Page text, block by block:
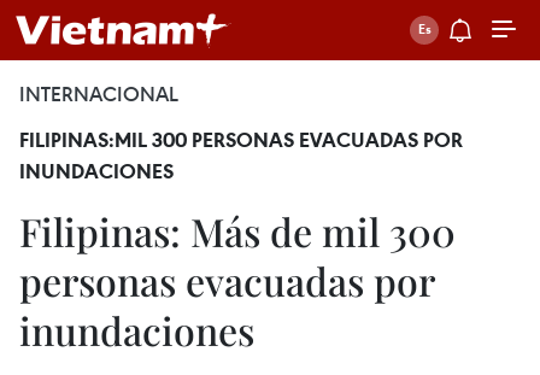
INTERNACIONAL
FILIPINAS:MIL 300 PERSONAS EVACUADAS POR
INUNDACIONES
Filipinas: Más de mil 300
personas evacuadas por
inundaciones